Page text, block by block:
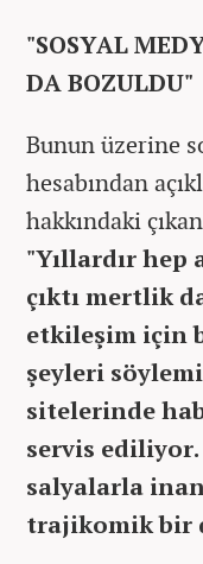
"SOSYAL
DA BOZULDU"
Bunun üzerine
hesabından
hakkındaki
"Yıllardır hep
çıktı mertlik
etkileşim için
şeyleri
sitelerinde
servis
salyalarla
trajikomik bir